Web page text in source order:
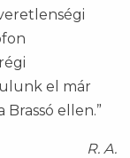
el már
ellen.”
R. A.